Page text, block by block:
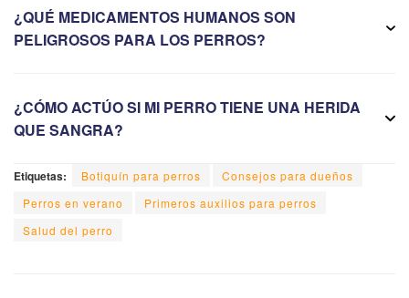
¿QUÉ MEDICAMENTOS HUMANOS SON
PELIGROSOS PARA LOS PERROS?
¿CÓMO ACTÚO SI MI PERRO TIENE UNA HERIDA
QUE SANGRA?
Etiquetas: Botiquín para perros
Consejos para dueños
Perros en verano
Primeros auxilios para perros
Salud del perro